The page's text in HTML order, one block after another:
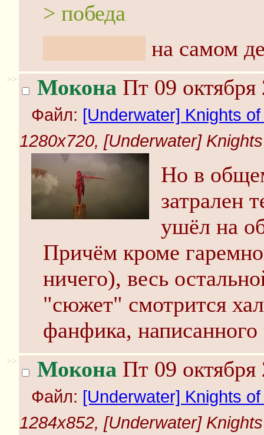
> победа
на самом
>> Мокона Пт 09
Файл: [Underwater] Knights
1280x720, [Underwater]
Но в
затрален
ушёл на
Причём кроме
ничего), весь
"сюжет" смотрится
фанфика, написанного
>> Мокона Пт 09
Файл: [Underwater] Knights
1284x852, [Underwater]